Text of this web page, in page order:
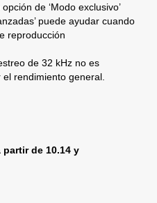
de ‘Modo exclusivo’
puede ayudar cuando
reproducción
de 32 kHz no es
rendimiento general.
de 10.14 y